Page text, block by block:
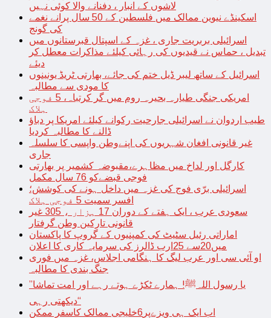
لاشوں کے انبار ، دفنانے والا کوئی نہیں
اسکینڈے نیوین ممالک میں فلسطین کے 50 سال پرانے نغمے
کی گونج
اسرائیلی بربریت جاری ، غزہ کے اسپتال قبرستانوں میں
تبدیل ، حماس نے قیدیوں کی رہائی کیلئے مذاکرات معطل کر
دیئے
اسرائیل کے ساتھ لیبر ڈیل ختم کی جائے، بھارتی ٹریڈ یونینوں
کا مودی سے مطالبہ
امریکی جنگی طیارہ بحیرہ روم میں گر کرتباہ، 5 فوجی
ہلاک
طیب اردوان نے اسرائیلی جارحیت رکوانے کیلئے امریکا پر دباؤ
ڈالنے کا مطالبہ کردیا
غیر قانونی افغان شہریوں کی اپنےوطن واپسی کا سلسلہ
جاری
کارگل اور لداخ میں مظاہرے،مقبوضہ کشمیر پر بھارتی
فوجی قبضےکو 76 سال مکمل
اسرائیلی برّی فوج کی غزہ میں داخل ہونے کی کوشش؛
افسر سمیت 5 فوجی ہلاک
سعودی عرب ، ایک ہفتے کے دوران 17 ہزار ، 305 غیر
قانونی تارکین وطن گرفتار
اماراتی رئیل سٹیٹ کی کمپنیوں کے گروپ کا پاکستان
میں20سے 25ارب ڈالرز کی سرمایہ کاری کا اعلان
او آئی سی اور عرب لیگ کا ہنگامی اجلاس، غزہ میں فوری
جنگ بندی کا مطالبہ
’’یا رسول اللہﷺ! ہمارے ٹکڑے ہوتے رہے اور امت تماشا
دیکھتی رہی‘‘
اب ایک ہی ویزےپر6خلیجی ممالک کاسفر ممکن